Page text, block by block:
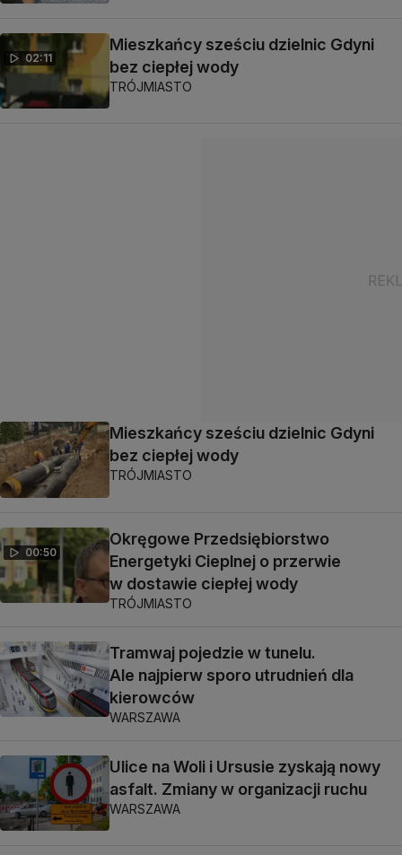
02:11
Mieszkańcy sześciu dzielnic Gdyni
bez ciepłej wody
TRÓJMIASTO
Mieszkańcy sześciu dzielnic Gdyni
bez ciepłej wody
TRÓJMIASTO
00:50
Okręgowe Przedsiębiorstwo
Energetyki Cieplnej o przerwie
w dostawie ciepłej wody
TRÓJMIASTO
Tramwaj pojedzie w tunelu.
Ale najpierw sporo utrudnień dla
kierowców
WARSZAWA
Ulice na Woli i Ursusie zyskają nowy
asfalt. Zmiany w organizacji ruchu
WARSZAWA